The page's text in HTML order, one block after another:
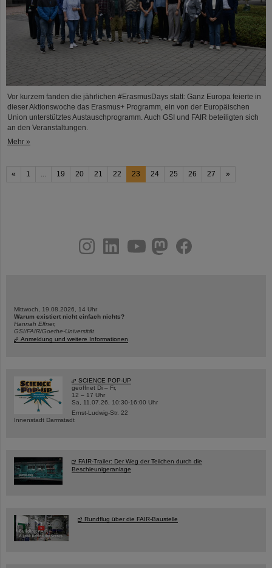
Vor kurzem fanden die jährlichen #ErasmusDays statt: Ganz Europa feierte in
dieser Aktionswoche das Erasmus+ Programm, ein von der Europäischen
Union unterstütztes Austauschprogramm. Auch GSI und FAIR beteiligten sich
an den Veranstaltungen.
Mehr »
« 1 19 20 21 22 23 24 25 26 27 »
youtubehelmholtz.socialfacebook
Mittwoch, 19.08.2026, 14 Uhr
Warum existiert nicht einfach nichts?
Hannah Elfner,
GSI/FAIR/Goethe-Universität
Anmeldung und weitere Informationen
SCIENCE POP-UP
geöffnet Di – Fr,
12 – 17 Uhr
Sa, 11.07.26, 10:30-16:00 Uhr
Ernst-Ludwig-Str. 22
Innenstadt Darmstadt
FAIR-Trailer: Der Weg der Teilchen durch die
Beschleunigeranlage
Rundflug über die FAIR-Baustelle